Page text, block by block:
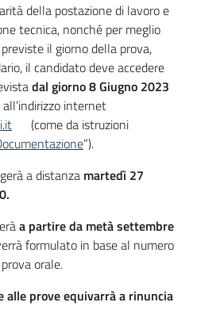
della postazione di lavoro e
tecnica, nonché per meglio
il giorno della prova,
il candidato deve accedere
dal giorno 8 Giugno 2023
all’indirizzo internet
(come da istruzioni
”).
a distanza martedì 27
a partire da metà settembre
formulato in base al numero
orale.
alle prove equivarrà a rinuncia